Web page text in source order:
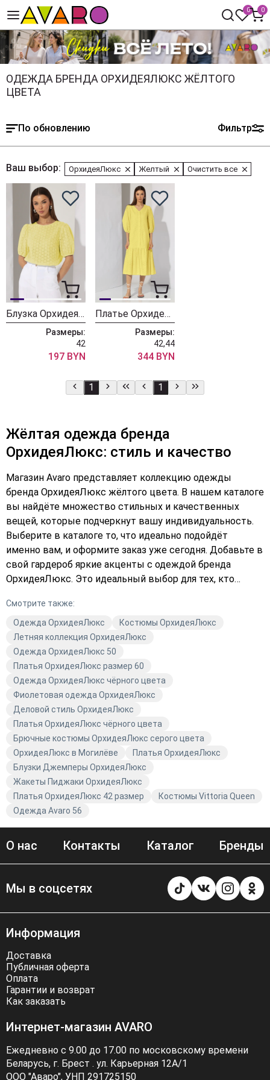
0 0
ОДЕЖДА БРЕНДА ОРХИДЕЯЛЮКС ЖЁЛТОГО
ЦВЕТА
По обновлению Фильтр
Ваш выбор: ОрхидеяЛюкс Желтый Очистить все
Блузка ОрхидеяЛюкс 1293-1
Размеры:
42
197 BYN
Платье ОрхидеяЛюкс 1287-1
Размеры:
42,44
344 BYN
1 1
Жёлтая одежда бренда
ОрхидеяЛюкс: стиль и качество
Магазин Avaro представляет коллекцию одежды
бренда ОрхидеяЛюкс жёлтого цвета. В нашем каталоге
вы найдёте множество стильных и качественных
вещей, которые подчеркнут вашу индивидуальность.
Выберите в каталоге то, что идеально подойдёт
именно вам, и оформите заказ уже сегодня. Добавьте в
свой гардероб яркие акценты с одеждой бренда
ОрхидеяЛюкс. Это идеальный выбор для тех, кто
приобрести стильную вещь по выгодной цене.
Закажите с доставкой прямо сейчас и наслаждайтесь
комфортом и стилем!
Смотрите также:
Одежда ОрхидеяЛюкс
Костюмы ОрхидеяЛюкс
Летняя коллекция ОрхидеяЛюкс
Одежда ОрхидеяЛюкс 50
Платья ОрхидеяЛюкс размер 60
Одежда ОрхидеяЛюкс чёрного цвета
Фиолетовая одежда ОрхидеяЛюкс
Деловой стиль ОрхидеяЛюкс
Платья ОрхидеяЛюкс чёрного цвета
Брючные костюмы ОрхидеяЛюкс серого цвета
ОрхидеяЛюкс в Могилёве
Платья ОрхидеяЛюкс
Блузки Джемперы ОрхидеяЛюкс
Жакеты Пиджаки ОрхидеяЛюкс
Платья ОрхидеяЛюкс 42 размер
Костюмы Vittoria Queen
Одежда Avaro 56
О нас Контакты Каталог Бренды
Мы в соцсетях
Информация
Доставка
Публичная оферта
Оплата
Гарантии и возврат
Как заказать
Интернет-магазин AVARO
Ежедневно с 9.00 до 17.00 по московскому времени
Беларусь, г. Брест . ул. Карьерная 12А/1
ООО "Аваро", УНП 291725150